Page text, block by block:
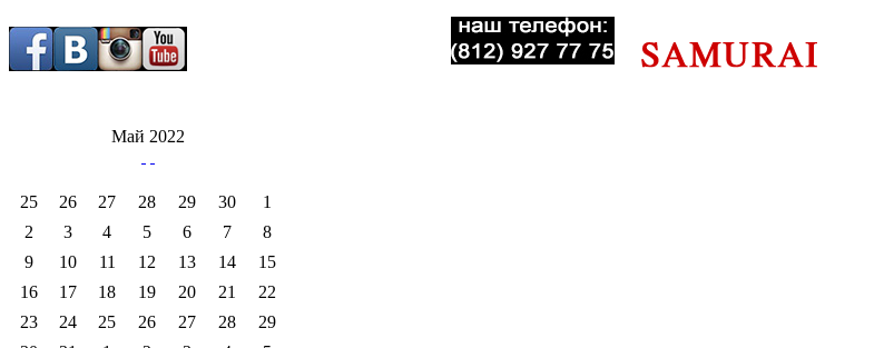
Май 2022
25 26 27 28 29 30
1
2
3 4 5 6 7
8
9
10 11 12 13 14
15
16
17 18 19 20 21
22
23
24 25 26 27 28
29